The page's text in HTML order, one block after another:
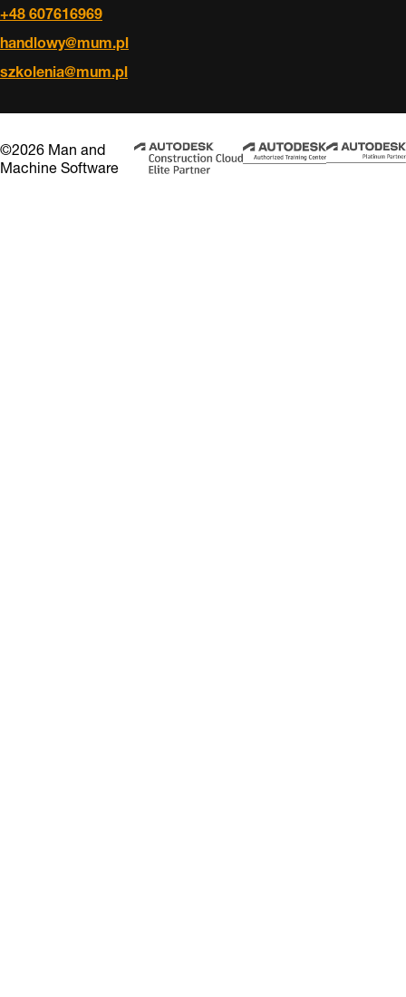
+48 607616969
handlowy@mum.pl
szkolenia@mum.pl
©2026 Man and
Machine Software